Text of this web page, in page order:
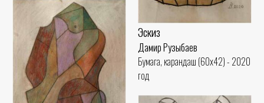
Эскиз
Дамир Рузыбаев
Бумага, карандаш (60x42) - 2020
год